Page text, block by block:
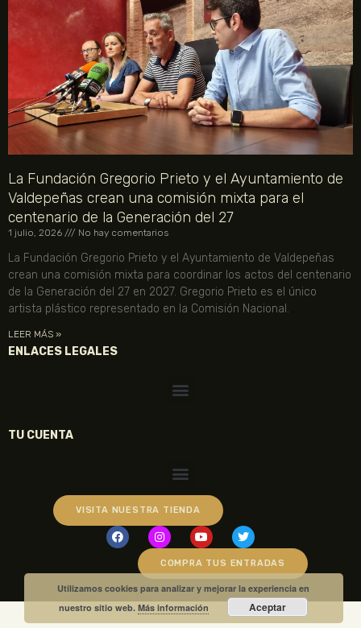
La Fundación Gregorio Prieto y el Ayuntamiento de
Valdepeñas crean una comisión mixta para el
centenario de la Generación del 27
1 julio, 2026 No hay comentarios
La Fundación Gregorio Prieto y el Ayuntamiento de Valdepeñas
crean una comisión mixta para coordinar los actos del centenario
de la Generación del 27 en 2027. Gregorio Prieto es el único
artista plástico representado en la Comisión Nacional.
LEER MÁS »
ENLACES LEGALES
TU CUENTA
VISITA NUESTRA TIENDA
COMPRA TUS ENTRADAS
Utilizamos cookies para analizar y mejorar la experiencia en
nuestro sitio web.Más información Aceptar